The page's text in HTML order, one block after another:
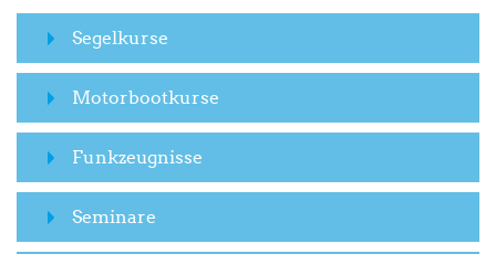
Segelkurse
Motorbootkurse
Funkzeugnisse
Seminare